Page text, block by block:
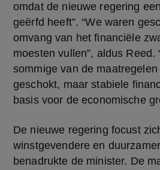
omdat de nieuwe regering
geërfd heeft”. “We waren
omvang van het financiële
moesten vullen”, aldus Reed.
sommige van de
geschokt, maar stabiele
basis voor de economische
De nieuwe regering focust
winstgevendere en
benadrukte de minister. De